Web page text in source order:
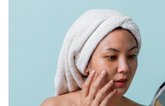
名家榜